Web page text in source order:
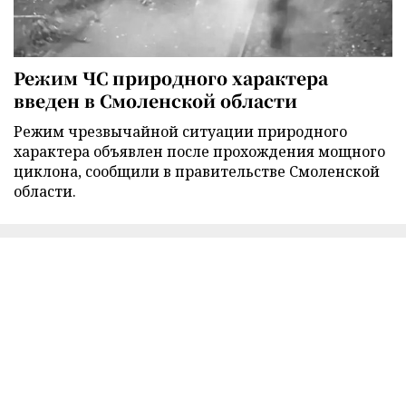
Режим ЧС природного характера
введен в Смоленской области
Режим чрезвычайной ситуации природного
характера объявлен после прохождения мощного
циклона, сообщили в правительстве Смоленской
области.